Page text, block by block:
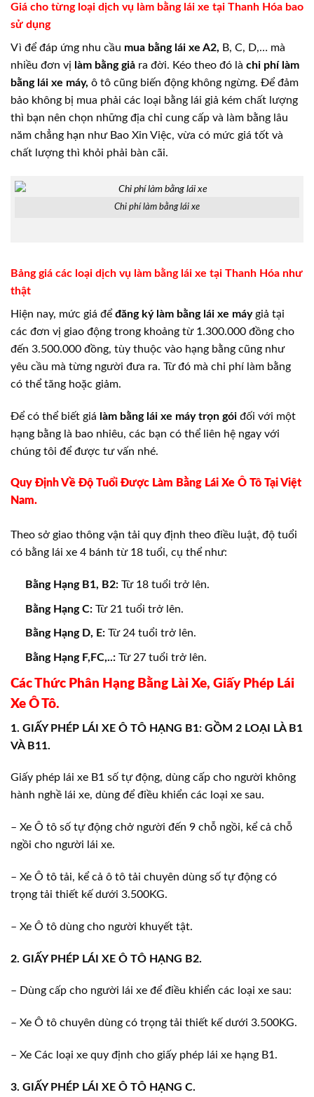
Giá cho từng loại dịch vụ làm bằng lái xe tại Thanh Hóa bao
sử dụng
Vì để đáp ứng nhu cầu mua bằng lái xe A2, B, C, D,… mà
nhiều đơn vị làm bằng giả ra đời. Kéo theo đó là chi phí làm
bằng lái xe máy, ô tô cũng biến động không ngừng. Để đảm
bảo không bị mua phải các loại bằng lái giả kém chất lượng
thì bạn nên chọn những địa chỉ cung cấp và làm bằng lâu
năm chẳng hạn như Bao Xin Việc, vừa có mức giá tốt và
chất lượng thì khỏi phải bàn cãi.
Chi phí làm bằng lái xe
Bảng giá các loại dịch vụ làm bằng lái xe tại Thanh Hóa như
thật
Hiện nay, mức giá để đăng ký làm bằng lái xe máy giả tại
các đơn vị giao động trong khoảng từ 1.300.000 đồng cho
đến 3.500.000 đồng, tùy thuộc vào hạng bằng cũng như
yêu cầu mà từng người đưa ra. Từ đó mà chi phí làm bằng
có thể tăng hoặc giảm.
Để có thể biết giá làm bằng lái xe máy trọn gói đối với một
hạng bằng là bao nhiêu, các bạn có thể liên hệ ngay với
chúng tôi để được tư vấn nhé.
Quy Định Về Độ Tuổi Được Làm Bằng Lái Xe Ô Tô Tại Việt
Nam.
Theo sở giao thông vận tải quy định theo điều luật, độ tuổi
có bằng lái xe 4 bánh từ 18 tuổi, cụ thể như:
Bằng Hạng B1, B2:Từ 18 tuổi trở lên.
Bằng Hạng C:Từ 21 tuổi trở lên.
Bằng Hạng D, E:Từ 24 tuổi trở lên.
Bằng Hạng F,FC,..:Từ 27 tuổi trở lên.
Các Thức Phân Hạng Bằng Lài Xe, Giấy Phép Lái
Xe Ô Tô.
1. GIẤY PHÉP LÁI XE Ô TÔ HẠNG B1: GỒM 2 LOẠI LÀ B1
VÀ B11.
Giấy phép lái xe B1 số tự động, dùng cấp cho người không
hành nghề lái xe, dùng để điều khiển các loại xe sau.
– Xe Ô tô số tự động chở người đến 9 chỗ ngồi, kể cả chỗ
ngồi cho người lái xe.
– Xe Ô tô tải, kể cả ô tô tải chuyên dùng số tự động có
trọng tải thiết kế dưới 3.500KG.
– Xe Ô tô dùng cho người khuyết tật.
2. GIẤY PHÉP LÁI XE Ô TÔ HẠNG B2.
– Dùng cấp cho người lái xe để điều khiển các loại xe sau:
– Xe Ô tô chuyên dùng có trọng tải thiết kế dưới 3.500KG.
– Xe Các loại xe quy định cho giấy phép lái xe hạng B1.
3. GIẤY PHÉP LÁI XE Ô TÔ HẠNG C.